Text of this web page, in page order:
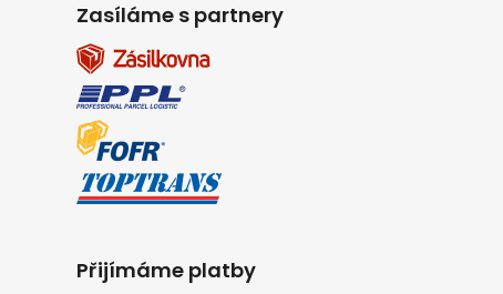
Zasíláme s partnery
Přijímáme platby